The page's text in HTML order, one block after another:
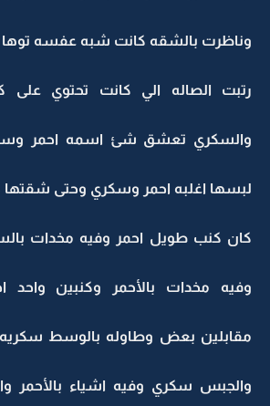
وناظرت بالشقه كانت شبه عفسه توها
رتبت الصاله الي كانت تحتوي على
والسكري تعشق شئ اسمه احمر
لبسها اغلبه احمر وسكري وحتى شقتها
كان كنب طويل احمر وفيه مخدات
وفيه مخدات بالأحمر وكنبين واحد
مقابلين بعض وطاوله بالوسط
والجبس سكري وفيه اشياء بالأحمر